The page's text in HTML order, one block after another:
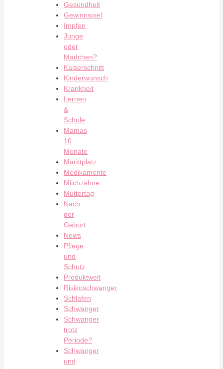
Gesundheit
Gewinnspiel
Impfen
Junge
oder
Mädchen?
Kaiserschnitt
Kinderwunsch
Krankheit
Lernen
&
Schule
Mamas
10
Monate
Marktplatz
Medikamente
Milchzähne
Muttertag
Nach
der
Geburt
News
Pflege
und
Schutz
Produktwelt
Risikoschwanger
Schlafen
Schwanger
Schwanger
trotz
Periode?
Schwanger
und